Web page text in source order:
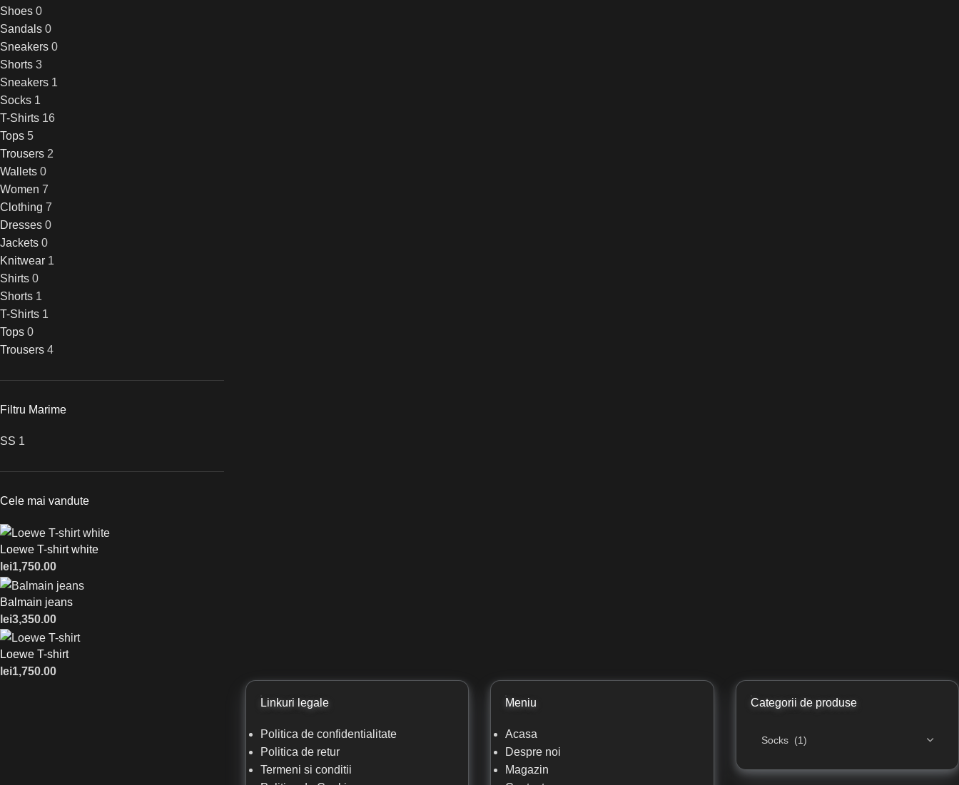
Shoes 0
Sandals 0
Sneakers 0
Shorts 3
Sneakers 1
Socks 1
T-Shirts 16
Tops 5
Trousers 2
Wallets 0
Women 7
Clothing 7
Dresses 0
Jackets 0
Knitwear 1
Shirts 0
Shorts 1
T-Shirts 1
Tops 0
Trousers 4
Filtru Marime
SS 1
Cele mai vandute
Loewe T-shirt white
lei1,750.00
Balmain jeans
lei3,350.00
Loewe T-shirt
lei1,750.00
Linkuri legale
Politica de confidentialitate
Politica de retur
Termeni si conditii
Meniu
Acasa
Despre noi
Magazin
Categorii de produse